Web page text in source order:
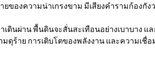
ยของความน่าเกรงขาม มีเสียงคำรามก้องกั
าเดินผ่าน พื้นดินจะสั่นสะเทือนอย่างเบาบาง แ
มดุร้าย การเติบโตของพลังงาน และความเชื่